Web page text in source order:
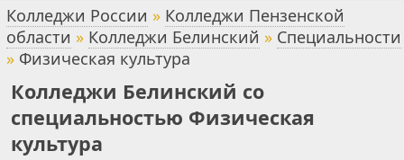
Колледжи России » Колледжи Пензенской
области » Колледжи Белинский » Специальности
» Физическая культура
Колледжи Белинский со
специальностью Физическая
культура